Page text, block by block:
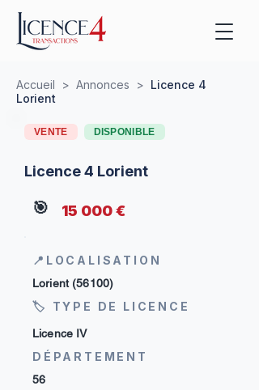
Accueil > Annonces > Licence 4
Lorient
VENTE DISPONIBLE
Licence 4 Lorient
🎯 15 000 €
📍LOCALISATION
Lorient (56100)
🏷 TYPE DE LICENCE
Licence IV
DÉPARTEMENT
56